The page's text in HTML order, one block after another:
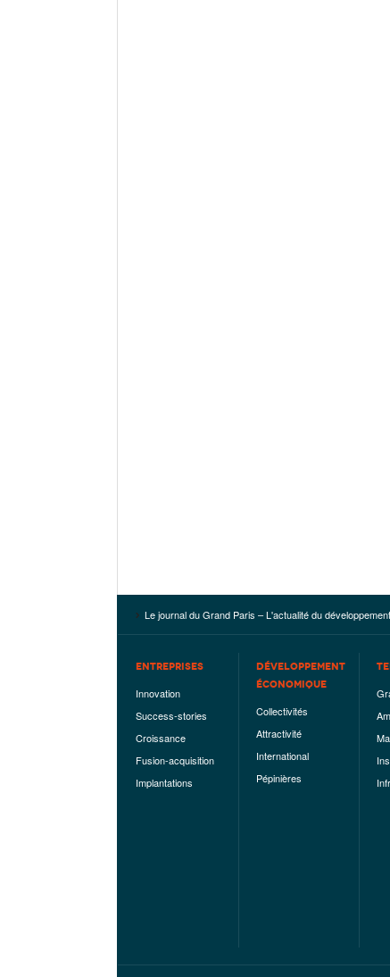
Le journal du Grand Paris – L'actualité du
ENTREPRISES
Innovation
Success-stories
Croissance
Fusion-acquisition
Implantations
DÉVELOPPEMENT
ÉCONOMIQUE
Collectivités
Attractivité
International
Pépinières